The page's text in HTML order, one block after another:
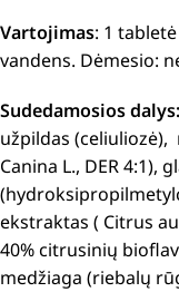
Vartojimas: 1
vandens. Dėmesio:
Sudedamosios dalys:
užpildas (celiuliozė),
Canina L., DER 4:1),
ekstraktas ( Citrus
40% citrusinių
medžiaga (riebalų